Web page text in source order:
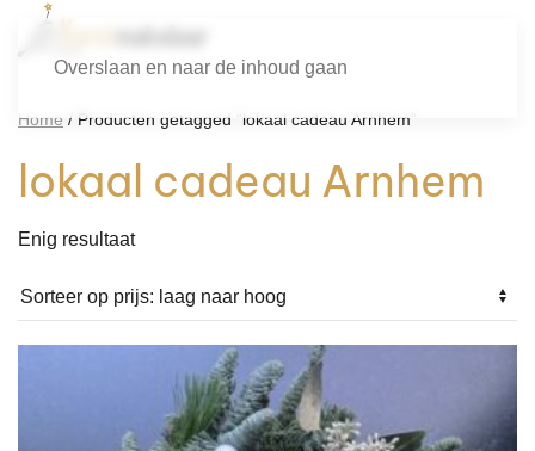
Overslaan en naar de inhoud gaan
Home / Producten getagged “lokaal cadeau Arnhem”
lokaal cadeau Arnhem
Enig resultaat